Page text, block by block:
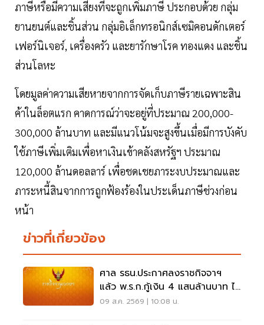
ภาษีหรือมีความเสี่ยงที่จะถูกเพิ่มภาษี ประกอบด้วย กลุ่ม
ยานยนต์และชิ้นส่วน กลุ่มอิเล็กทรอนิกส์เซมิคอนดักเตอร์
เฟอร์นิเจอร์, เครื่องครัว และยารักษาโรค ทองแดง และชิ้น
ส่วนโลหะ
โดยมูลค่าความเสียหายจากการจัดเก็บภาษีรายเฉพาะสิน
ค้าในล็อตแรก คาดการณ์ว่าจะอยู่ที่ประมาณ 200,000-
300,000 ล้านบาท และมีแนวโน้มจะสูงขึ้นเมื่อมีการบังคับ
ใช้ภาษีเพิ่มเติมเพื่อหาเงินเข้าคลังสหรัฐฯ ประมาณ
120,000 ล้านดอลลาร์ เพื่อชดเชยภาระงบประมาณและ
ภาระหนี้สินจากการถูกฟ้องร้องในประเด็นภาษีช่วงก่อน
หน้า
ข่าวที่เกี่ยวข้อง
ศาล รธน.ประกาศลงราชกิจจาฯ
แล้ว พ.ร.ก.กู้เงิน 4 แสนล้านบาท ไม่
ขัดรัฐธรรมนูญ
09 ส.ค. 2569 | 10:08 น.